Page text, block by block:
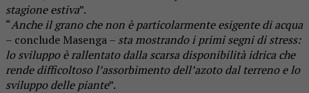
stagione estiva”.
“Anche il grano che non è particolarmente esigente di acqua
– conclude Masenga – sta mostrando i primi segni di stress:
lo sviluppo è rallentato dalla scarsa disponibilità idrica che
rende difficoltoso l’assorbimento dell’azoto dal terreno e lo
sviluppo delle piante”.